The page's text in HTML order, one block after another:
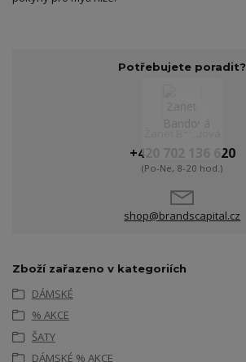
Potřebujete poradit?
+420 702 136 620
(Po-Ne, 8-20 hod.)
shop@brandscapital.cz
Zboží zařazeno v kategoriích
DÁMSKÉ
% AKCE
ŠATY
DÁMSKÉ % AKCE